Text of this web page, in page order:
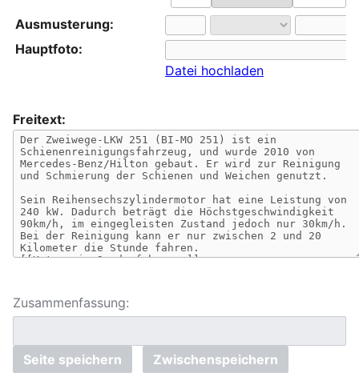
Ausmusterung:
Hauptfoto:
Datei hochladen
Freitext:
Zusammenfassung:
Seite speichern Zwischenspeichern